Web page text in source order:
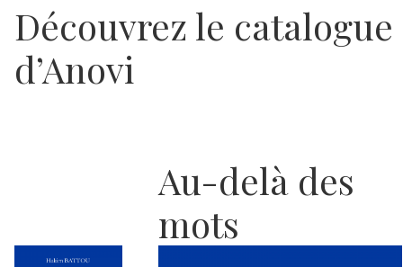
Découvrez le catalogue
d’Anovi
Au-delà des
mots